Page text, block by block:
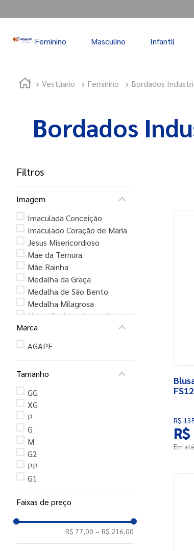
Feminino Masculino Infantil
Vestúario Feminino Bordados
Bordados
Filtros
Imagem
Imaculada Conceição
Imaculado Coração de Maria
Jesus Misericordioso
Mãe da Ternura
Mãe Rainha
Medalha da Graça
Medalha de São Bento
Medalha Milagrosa
Nossa Senhora Aparecida
Nossa Senhora com
Marca
AGAPE
Tamanho
GG
XG
P
G
M
G2
PP
G1
Faixas de preço
R$ 77,00 – R$ 216,00
R$
R$
Em até